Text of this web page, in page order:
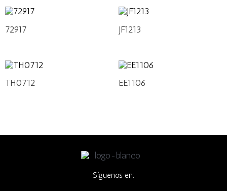
72917 JF1213
TH0712 EE1106
Síguenos en: